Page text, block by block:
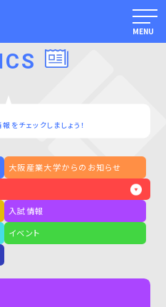
MENU
をチェックしましょう！
大阪産業大学からのお知らせ
入試情報
イベント